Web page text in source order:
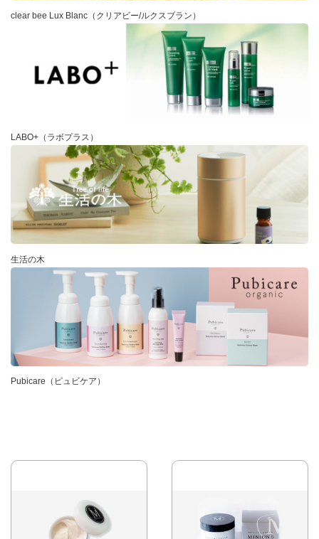
clear bee Lux Blanc（クリアビー/ルクスブラン）
LABO+（ラボプラス）
生活の木
Pubicare（ピュビケア）